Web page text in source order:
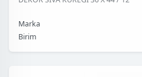
Marka
Birim